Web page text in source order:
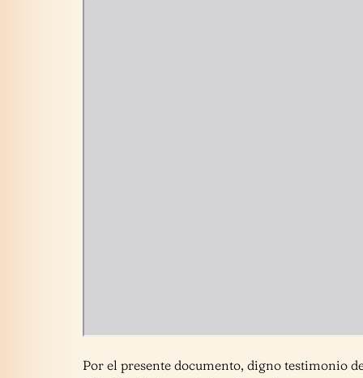
Por el presente documento, digno testimonio